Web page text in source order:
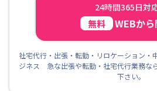
24時間365日対
無料 WEBか
社宅代行・出張・転勤・リロケーション・
ジネス 急な出張や転勤・社宅代行業務な
下さい。